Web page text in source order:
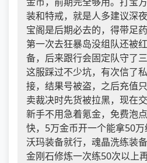
装和特戒，就是人多建议深
宝阁是后期必去的，得带足
第一次去狂暴岛没组队还被
备，后来跟行会固定队守了
这服踩过不少坑，有次信了
接，结果号被盗，之后充值
卖裁决时先货被拉黑，现在
新手不用急着氪金，免费泡
快，5万金币开一个能拿50
沃玛装备就行，魂晶洗练装
金刚石修炼一次练50次以上